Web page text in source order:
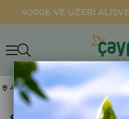
4000₺ VE ÜZERİ
Anasayfa Dökme Paketli Kuru